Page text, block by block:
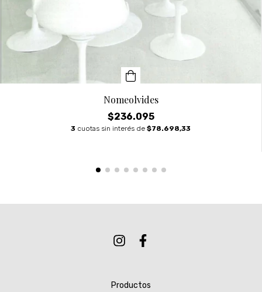
Nomeolvides
$236.095
3 cuotas sin interés de $78.698,33
Productos